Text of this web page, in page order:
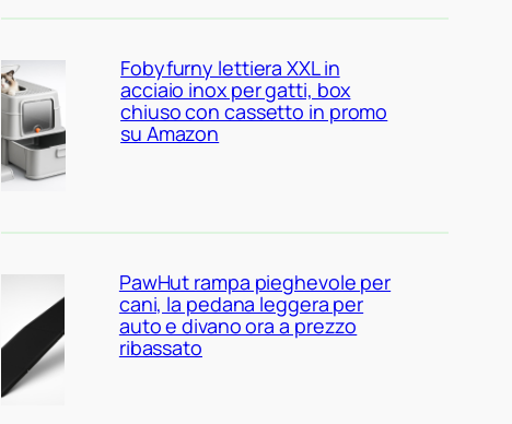
Fobyfurny lettiera XXL in
acciaio inox per gatti, box
chiuso con cassetto in promo
su Amazon
PawHut rampa pieghevole per
cani, la pedana leggera per
auto e divano ora a prezzo
ribassato